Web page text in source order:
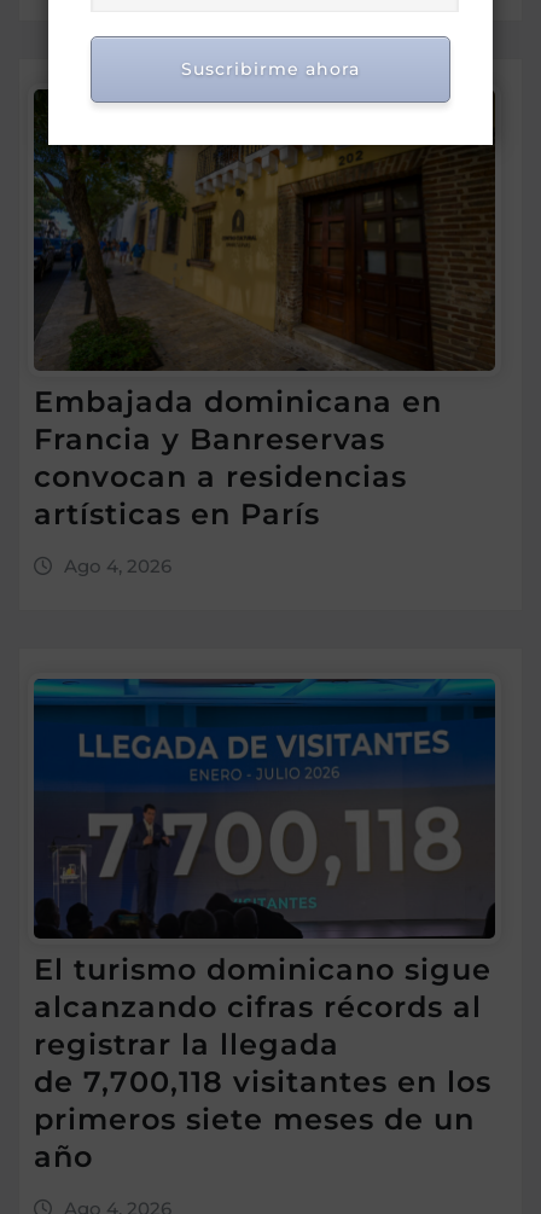
Embajada dominicana en
Francia y Banreservas
convocan a residencias
artísticas en París
Ago 4, 2026
El turismo dominicano sigue
alcanzando cifras récords al
registrar la llegada
de 7,700,118 visitantes en los
primeros siete meses de un
año
Ago 4, 2026
Suscribirme ahora